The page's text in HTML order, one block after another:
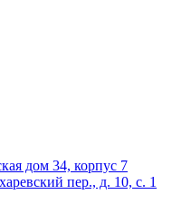
дом 34, корпус 7
пер., д. 10, с. 1